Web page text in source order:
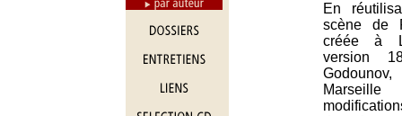
En
scène de
créée à
version